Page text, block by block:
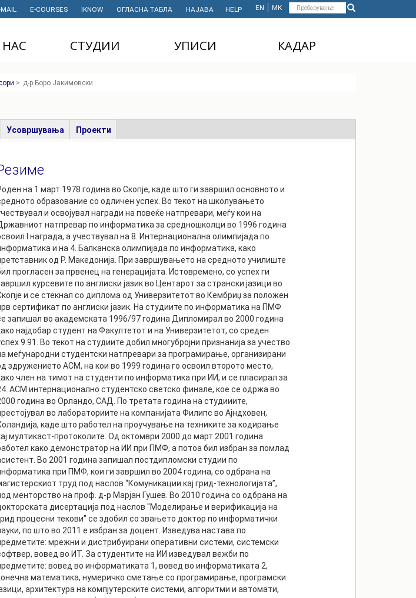
Форма
пребарување
Пребарување
EN МК
E-COURSES IKNOW ОГЛАСНА ТАБЛА НАЈАВА HELP
НАС
АКТИ
Е МОЈ
ЗА
СТУДИИ
СТУДИИ
СТУДИИ
ДОКТОРСКИ
И СТРУЧНИ ОБУКИ
СТУДЕНТСКА
СЛУЖБА
СТУДЕНТСКИ
ОРГАНИЗАЦИИ
РАСПОРЕД НА
ЧАСОВИ
АКАДЕМСКИ
КАЛЕНДАР
ОДБРАНИ
РЕШЕНИЈА
ДИПЛОМСКИ/
МАГИСТЕРСКИ
ОДБРАНИ
УПИСИ
СТУДИИ
ДОКТОРСКИ СТУДИИ
КАДАР
> д-р Боро Јакимовски
Усовршувања Проекти
на 1 март 1978 година во Скопје, каде што ги завршил основното и
образование со одличен успех. Во текот на школувањето
и освојувал награди на повеќе натпревари, меѓу кои на
натпревар по информатика за средношколци во 1996 година
I награда, а учествувал на 8. Интернационална олимпијада по
и на 4. Балканска олимпијада по информатика, како
од Р. Македонија. При завршувањето на средното училиште
прогласен за првенец на генерацијата. Истовремено, со успех ги
курсевите по англиски јазик во Центарот за странски јазици во
и се стекнал со диплома од Универзитетот во Кембриџ за положен
сертификат по англиски јазик. На студиите по информатика на ПМФ
запишал во академската 1996/97 година Дипломирал во 2000 година
најдобар студент на Факултетот и на Универзитетот, со среден
9.91. Во текот на студиите добил многубројни признанија за учество
меѓународни студентски натпревари за програмирање, организирани
здружението ACM, на кои во 1999 година го освоил второто место,
член на тимот на студенти по информатика при ИИ, и се пласирал за
ACM интернационално студентско светско финале, кое се одржа во
година во Орландо, САД. По третата година на студииите,
во лабораториите на компанијата Филипс во Ајндховен,
каде што работел на проучување на техниките за кодирање
мултикаст-протоколите. Од октомври 2000 до март 2001 година
како демонстратор на ИИ при ПМФ, а потоа бил избран за помлад
Во 2001 година запишал постдипломски студии по
при ПМФ, кои ги завршил во 2004 година, со одбрана на
труд под наслов “Комуникации кај грид-технологијата”,
менторство на проф. д-р Марјан Гушев. Во 2010 година со одбрана на
дисертација под наслов "Моделирање и верификација на
процесни текови" се здобил со звањето доктор по информатички
по што во 2011 е избран за доцент. Изведува настава по
мрежни и дистрибуирани оперативни системи, системски
вовед во ИТ. За студентите на ИИ изведувал вежби по
вовед во информатиката 1, вовед во информатиката 2,
математика, нумеричко сметање со програмирање, програмски
архитектура на компјутерските системи, алгоритми и автомати,